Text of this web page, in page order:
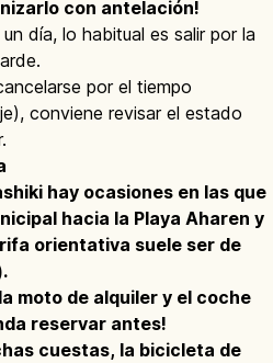
con antelación!
día, lo habitual es salir por la
por el tiempo
conviene revisar el estado
hay ocasiones en las que
hacia la Playa Aharen y
orientativa suele ser de
moto de alquiler y el coche
reservar antes!
cuestas, la bicicleta de